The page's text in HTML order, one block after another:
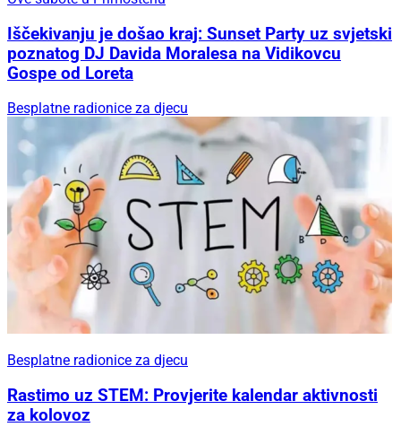
Iščekivanju je došao kraj: Sunset Party uz svjetski
poznatog DJ Davida Moralesa na Vidikovcu
Gospe od Loreta
Besplatne radionice za djecu
Besplatne radionice za djecu
Rastimo uz STEM: Provjerite kalendar aktivnosti
za kolovoz